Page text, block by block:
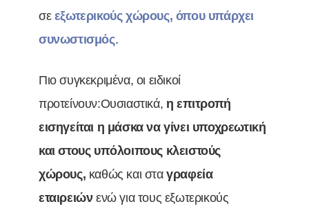
σε εξωτερικούς χώρους, όπου υπάρχει
συνωστισμός.
Πιο συγκεκριμένα, οι ειδικοί
προτείνουν:Ουσιαστικά, η επιτροπή
εισηγείται η μάσκα να γίνει υποχρεωτική
και στους υπόλοιπους κλειστούς
χώρους, καθώς και σταγραφεία
εταιρειών ενώ για τους εξωτερικούς